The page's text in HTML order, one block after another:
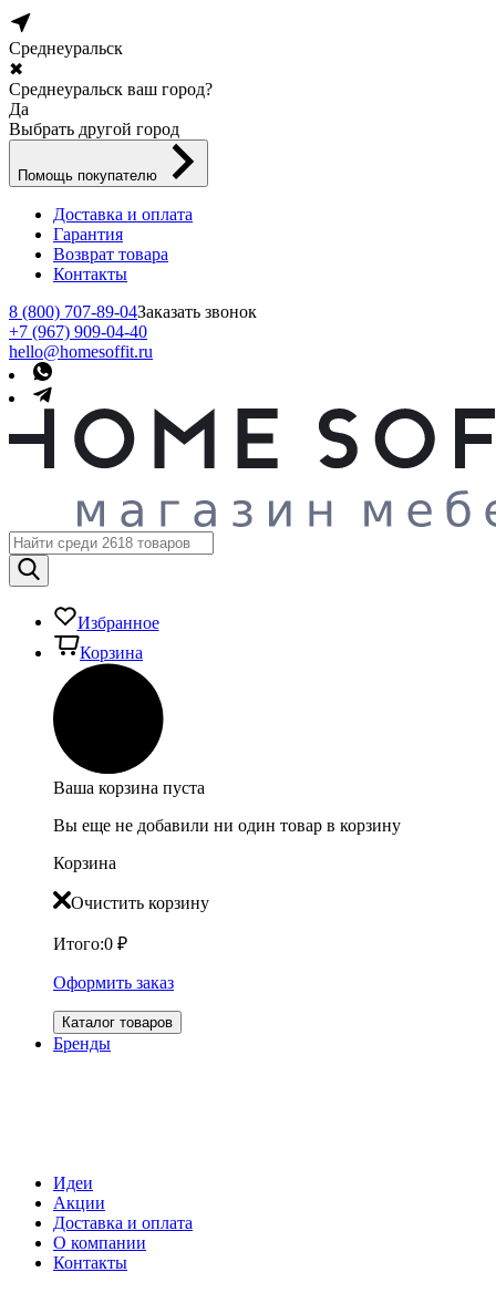
Среднеуральск
✖
Среднеуральск ваш город?
Да
Выбрать другой город
Помощь покупателю
Доставка и оплата
Гарантия
Возврат товара
Контакты
8 (800) 707-89-04Заказать звонок
+7 (967) 909-04-40
hello@homesoffit.ru
Избранное
Корзина
Ваша корзина пуста
Вы еще не добавили ни один товар в корзину
Корзина
Очистить корзину
Итого:0 ₽
Оформить заказ
Каталог товаров
Бренды
Идеи
Акции
Доставка и оплата
О компании
Контакты